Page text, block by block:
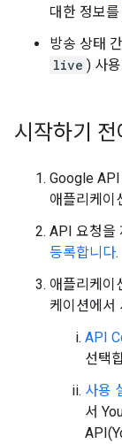
대한 정보
방송 상태
live ) 사
시작하기 전
Google
애플리케이
API 요청을
등록합니다.
애플리케이
케이션에서
API
선택
사용
서